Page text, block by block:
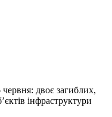
двоє загиблих,
інфраструктури